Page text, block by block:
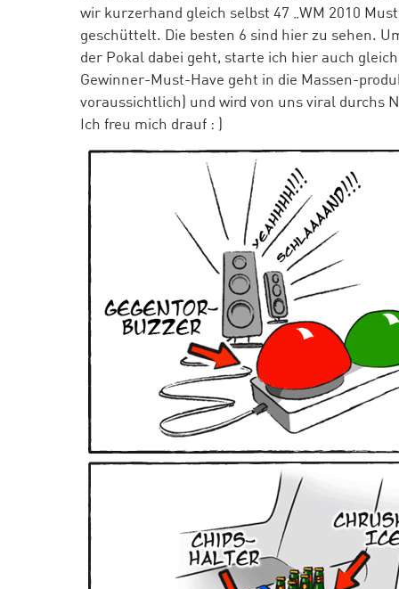
wir kurzerhand gleich selbst 47 „WM 2010
geschüttelt. Die besten 6 sind hier zu sehen.
der Pokal dabei geht, starte ich hier auch
Gewinner-Must-Have geht in die Massen-
voraussichtlich) und wird von uns viral durchs
Ich freu mich drauf : )